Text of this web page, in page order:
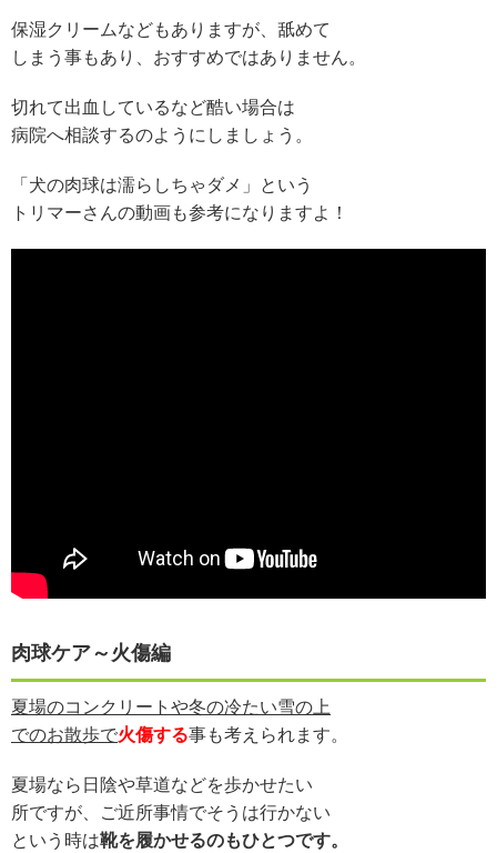
保湿クリームなどもありますが、舐めて
しまう事もあり、おすすめではありません。
切れて出血しているなど酷い場合は
病院へ相談するのようにしましょう。
「犬の肉球は濡らしちゃダメ」という
トリマーさんの動画も参考になりますよ！
肉球ケア～火傷編
夏場のコンクリートや冬の冷たい雪の上
でのお散歩で火傷する事も考えられます。
夏場なら日陰や草道などを歩かせたい
所ですが、ご近所事情でそうは行かない
という時は靴を履かせるのもひとつです。